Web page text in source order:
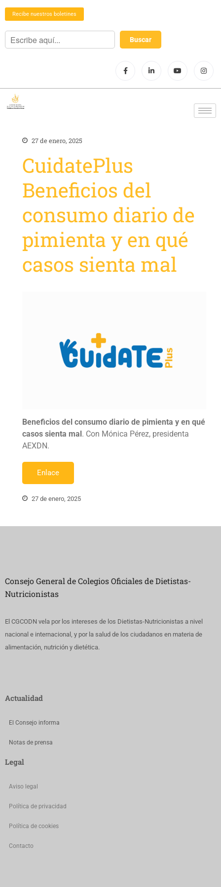
Recibe nuestros boletines
27 de enero, 2025
CuidatePlus
Beneficios del
consumo diario de
pimienta y en qué
casos sienta mal
Beneficios del consumo diario de pimienta y en qué
casos sienta mal. Con Mónica Pérez, presidenta
AEXDN.
Enlace
27 de enero, 2025
Consejo General de Colegios Oficiales de Dietistas-
Nutricionistas
El CGCODN vela por los intereses de los Dietistas-Nutricionistas a nivel
nacional e internacional, y por la salud de los ciudadanos en materia de
alimentación, nutrición y dietética.
Actualidad
El Consejo informa
Notas de prensa
Legal
Aviso legal
Política de privacidad
Política de cookies
Contacto